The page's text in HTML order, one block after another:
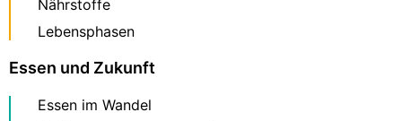
Nährstoffe
Lebensphasen
Essen und Zukunft
Essen im Wandel